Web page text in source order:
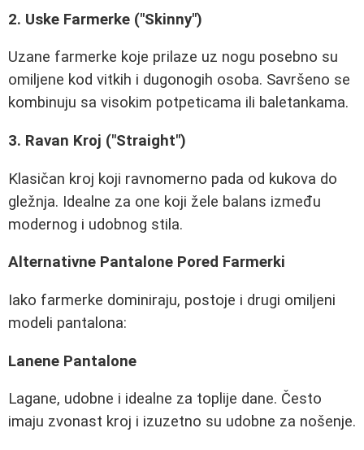
2. Uske Farmerke ("Skinny")
Uzane farmerke koje prilaze uz nogu posebno su
omiljene kod vitkih i dugonogih osoba. Savršeno se
kombinuju sa visokim potpeticama ili baletankama.
3. Ravan Kroj ("Straight")
Klasičan kroj koji ravnomerno pada od kukova do
gležnja. Idealne za one koji žele balans između
modernog i udobnog stila.
Alternativne Pantalone Pored Farmerki
Iako farmerke dominiraju, postoje i drugi omiljeni
modeli pantalona:
Lanene Pantalone
Lagane, udobne i idealne za toplije dane. Često
imaju zvonast kroj i izuzetno su udobne za nošenje.